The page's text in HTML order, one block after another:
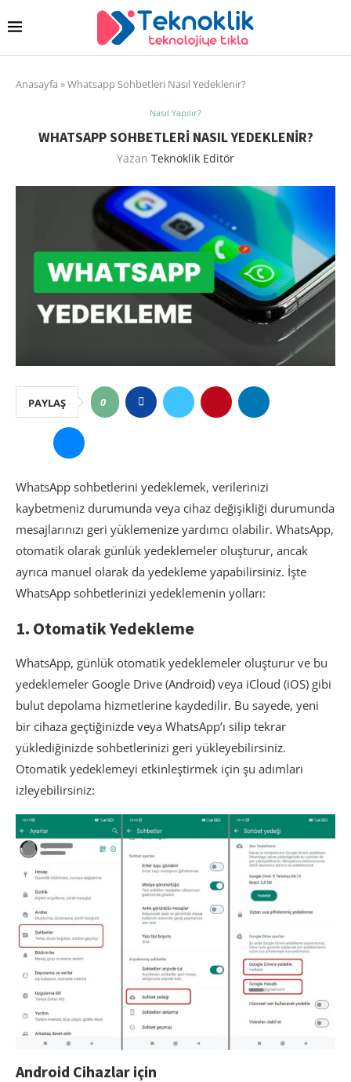
Anasayfa »Whatsapp Sohbetleri Nasıl Yedeklenir?
Nasıl Yapılır?
WHATSAPP SOHBETLERI NASIL YEDEKLENIR?
Yazan Teknoklik Editör
PAYLAŞ 0
WhatsApp sohbetlerini yedeklemek, verilerinizi
kaybetmeniz durumunda veya cihaz değişikliği durumunda
mesajlarınızı geri yüklemenize yardımcı olabilir. WhatsApp,
otomatik olarak günlük yedeklemeler oluşturur, ancak
ayrıca manuel olarak da yedekleme yapabilirsiniz. İşte
WhatsApp sohbetlerinizi yedeklemenin yolları:
1. Otomatik Yedekleme
WhatsApp, günlük otomatik yedeklemeler oluşturur ve bu
yedeklemeler Google Drive (Android) veya iCloud (iOS) gibi
bulut depolama hizmetlerine kaydedilir. Bu sayede, yeni
bir cihaza geçtiğinizde veya WhatsApp’ı silip tekrar
yüklediğinizde sohbetlerinizi geri yükleyebilirsiniz.
Otomatik yedeklemeyi etkinleştirmek için şu adımları
izleyebilirsiniz:
Android Cihazlar için